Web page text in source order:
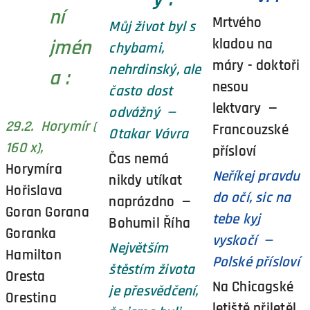
ní
jmén
a :
29.2. Horymír (
160 x),
Horymíra
Hořislava
Goran Gorana
Goranka
Hamilton
Oresta
Orestina
Můj život byl s
chybami,
nehrdinský, ale
často dost
odvážný —
Otakar Vávra
Čas nemá
nikdy utíkat
naprázdno —
Bohumil Říha
Největším
štěstím života
je přesvědčení,
Mrtvého
kladou na
máry - doktoři
nesou
lektvary —
Francouzské
přísloví
Neříkej pravdu
do očí, sic na
tebe kyj
vyskočí —
Polské přísloví
Na Chicagské